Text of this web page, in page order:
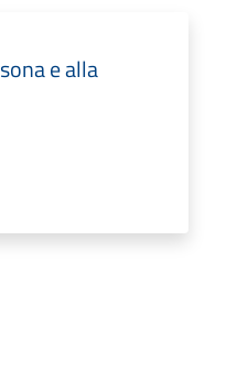
e alla